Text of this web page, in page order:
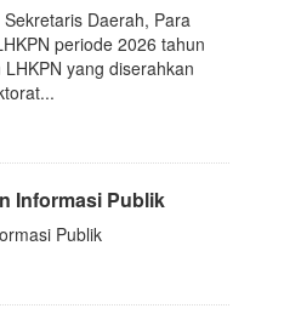
Daerah, Para
periode 2026 tahun
yang diserahkan
Informasi Publik
Publik